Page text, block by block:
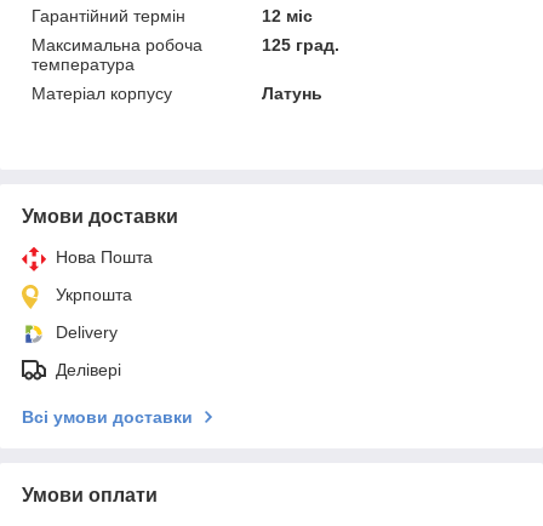
Гарантійний термін
12 міс
Максимальна робоча
температура
125 град.
Матеріал корпусу Латунь
Умови доставки
Нова Пошта
Укрпошта
Delivery
Делівері
Всі умови доставки
Умови оплати